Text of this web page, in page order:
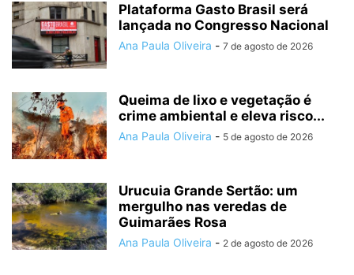
Plataforma Gasto Brasil será
lançada no Congresso Nacional
Ana Paula Oliveira - 7 de agosto de 2026
Queima de lixo e vegetação é
crime ambiental e eleva risco...
Ana Paula Oliveira - 5 de agosto de 2026
Urucuia Grande Sertão: um
mergulho nas veredas de
Guimarães Rosa
Ana Paula Oliveira - 2 de agosto de 2026